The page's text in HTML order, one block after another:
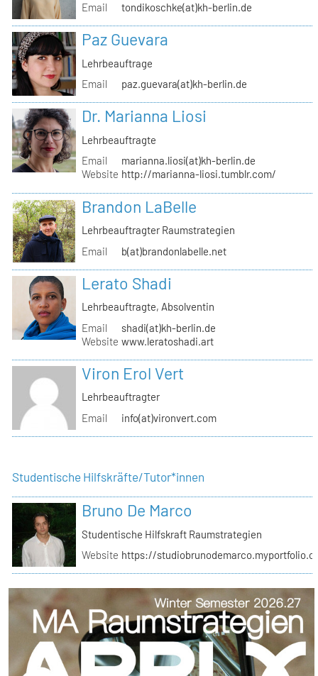
Email
tondikoschke(at)kh-berlin.de
Paz Guevara
Lehrbeauftrage
Email
paz.guevara(at)kh-berlin.de
Dr. Marianna Liosi
Lehrbeauftragte
Email
marianna.liosi(at)kh-berlin.de
Website http://marianna-liosi.tumblr.com/
Brandon LaBelle
Lehrbeauftragter Raumstrategien
Email
b(at)brandonlabelle.net
Lerato Shadi
Lehrbeauftragte, Absolventin
Email
shadi(at)kh-berlin.de
Website www.leratoshadi.art
Viron Erol Vert
Lehrbeauftragter
Email
info(at)vironvert.com
Studentische Hilfskräfte/Tutor*innen
Bruno De Marco
Studentische Hilfskraft Raumstrategien
Website https://